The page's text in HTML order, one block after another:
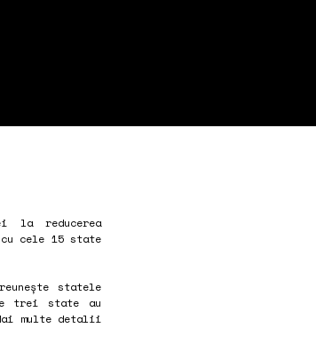
la reducerea
cele 15 state
statele
trei state au
multe detalii